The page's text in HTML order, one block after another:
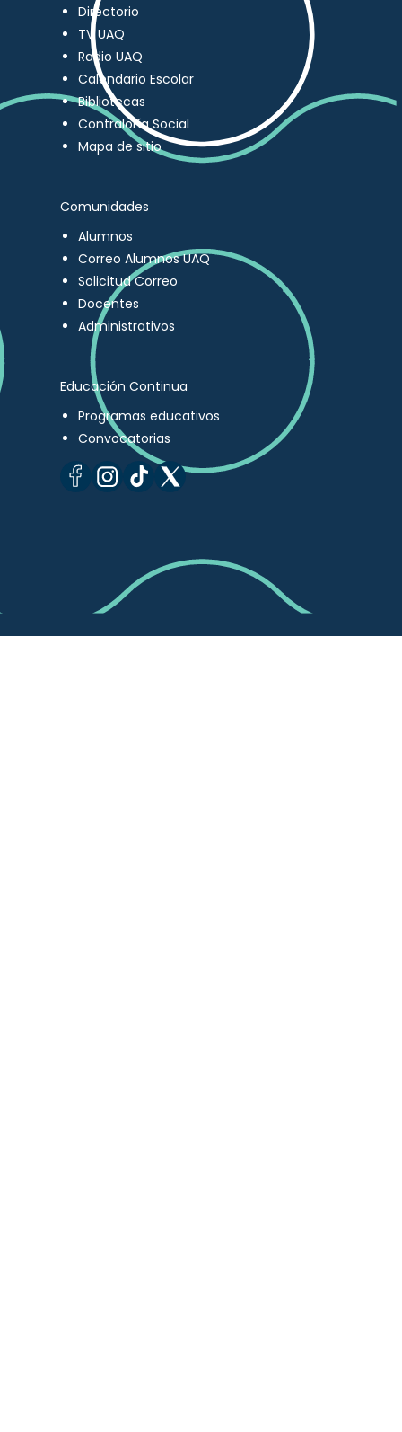
Directorio
TV UAQ
Radio UAQ
Calendario Escolar
Bibliotecas
Contraloría Social
Mapa de sitio
Comunidades
Alumnos
Correo Alumnos UAQ
Solicitud Correo
Docentes
Administrativos
Educación Continua
Programas educativos
Convocatorias